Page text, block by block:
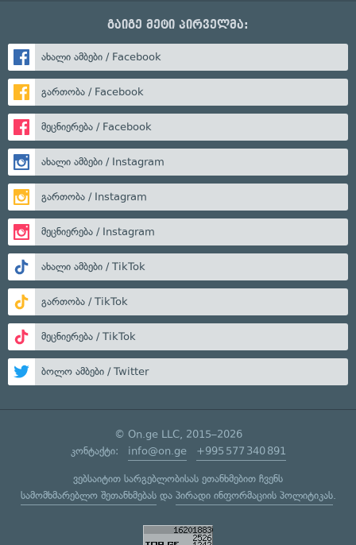
გაიგე მეტი პირველმა:
ახალი ამბები / Facebook
გართობა / Facebook
მეცნიერება / Facebook
ახალი ამბები / Instagram
გართობა / Instagram
მეცნიერება / Instagram
ახალი ამბები / TikTok
გართობა / TikTok
მეცნიერება / TikTok
ბოლო ამბები / Twitter
© On.ge LLC, 2015–2026
კონტაქტი: info@on.ge +995 577 340 891
ვებსაიტით სარგებლობისას ეთანხმებით ჩვენს
სამომხმარებლო შეთანხმებასდა პირადი ინფორმაციის პოლიტიკას.